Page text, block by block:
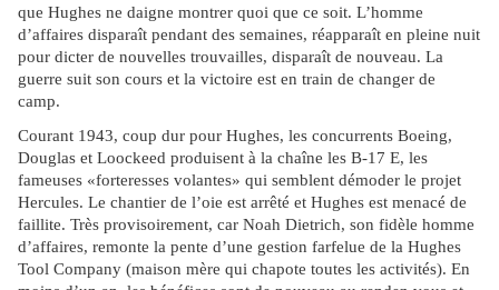
que Hughes ne daigne montrer quoi que ce soit. L’homme
d’affaires disparaît pendant des semaines, réapparaît en pleine nuit
pour dicter de nouvelles trouvailles, disparaît de nouveau. La
guerre suit son cours et la victoire est en train de changer de
camp.
Courant 1943, coup dur pour Hughes, les concurrents Boeing,
Douglas et Loockeed produisent à la chaîne les B-17 E, les
fameuses «forteresses volantes» qui semblent démoder le projet
Hercules. Le chantier de l’oie est arrêté et Hughes est menacé de
faillite. Très provisoirement, car Noah Dietrich, son fidèle homme
d’affaires, remonte la pente d’une gestion farfelue de la Hughes
Tool Company (maison mère qui chapote toutes les activités). En